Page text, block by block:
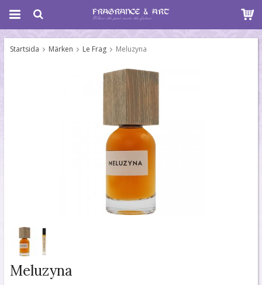
Startsida Märken Le Frag Meluzyna
Meluzyna